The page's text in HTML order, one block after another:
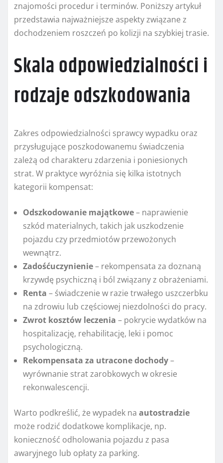
znajomości procedur i terminów. Poniższy artykuł
przedstawia najważniejsze aspekty związane z
dochodzeniem roszczeń po kolizji na szybkiej trasie.
Skala odpowiedzialności i
rodzaje odszkodowania
Zakres odpowiedzialności sprawcy wypadku oraz
przysługujące poszkodowanemu świadczenia
zależą od charakteru zdarzenia i poniesionych
strat. W praktyce wyróżnia się kilka istotnych
kategorii kompensat:
Odszkodowanie majątkowe– naprawienie
szkód materialnych, takich jak uszkodzenie
pojazdu czy przedmiotów przewożonych
wewnątrz.
Zadośćuczynienie– rekompensata za doznaną
krzywdę psychiczną i ból związany z obrażeniami.
Renta – świadczenie w razie trwałego uszczerbku
na zdrowiu lub częściowej niezdolności do pracy.
Zwrot kosztów leczenia – pokrycie wydatków na
hospitalizację, rehabilitację, leki i pomoc
psychologiczną.
Rekompensata za utracone dochody–
wyrównanie strat zarobkowych w okresie
rekonwalescencji.
Warto podkreślić, że wypadek na autostradzie
może rodzić dodatkowe komplikacje, np.
konieczność odholowania pojazdu z pasa
awaryjnego lub opłaty za parking.